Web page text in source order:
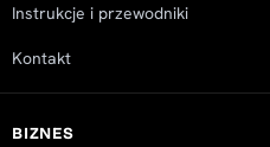
Instrukcje i przewodniki
Kontakt
BIZNES